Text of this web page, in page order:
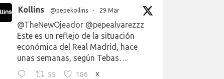
Kollins @pepekollins · 29 Mar
@TheNewOjeador @pepealvarezzz
Este es un reflejo de la situación
económica del Real Madrid, hace
unas semanas, según Tebas…
55 186 X